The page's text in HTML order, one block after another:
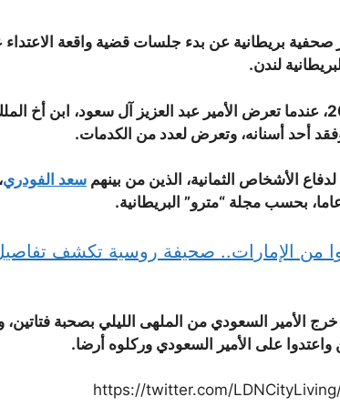
صحفية بريطانية عن بدء جلسات قضية واقعة
لندن.
وتعود الواقعة إلى 1 يوليو/ تموز 2013، عندما تعرض الأمير عبد العزيز آل سعود،
الأشخاص الثمانية، الذين من بينهم سعد الفودري
من الإمارات.. صحيفة روسية تكشف
الأمير السعودي من الملهى الليلي بصحبة
واعتدوا على الأمير السعودي وركلوه أرضا.
https://twitter.com/